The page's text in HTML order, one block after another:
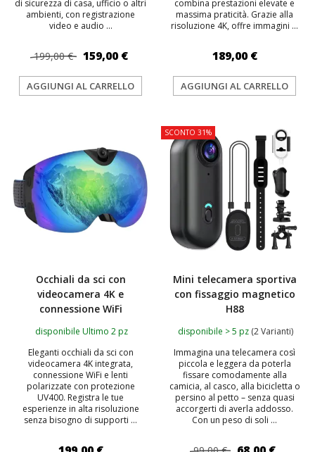
di sicurezza di casa, ufficio o altri
ambienti, con registrazione
video e audio ...
199,00 € 159,00 €
AGGIUNGI AL CARRELLO
combina prestazioni elevate e
massima praticità. Grazie alla
risoluzione 4K, offre immagini ...
189,00 €
AGGIUNGI AL CARRELLO
Occhiali da sci con
videocamera 4K e
connessione WiFi
disponibile Ultimo 2 pz
Eleganti occhiali da sci con
videocamera 4K integrata,
connessione WiFi e lenti
polarizzate con protezione
UV400. Registra le tue
esperienze in alta risoluzione
senza bisogno di supporti ...
SCONTO 31%
Mini telecamera sportiva
con fissaggio magnetico
H88
disponibile > 5 pz (2 Varianti)
Immagina una telecamera così
piccola e leggera da poterla
fissare comodamente alla
camicia, al casco, alla bicicletta o
persino al petto – senza quasi
accorgerti di averla addosso.
Con un peso di soli ...